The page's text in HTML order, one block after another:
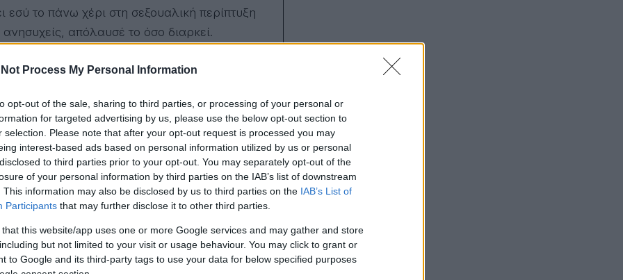
Not Process My Personal Information
opt-out of the sale, sharing to third parties, or processing of your personal or
for targeted advertising by us, please use the below opt-out section to
selection. Please note that after your opt-out request is processed you may
interest-based ads based on personal information utilized by us or personal
to third parties prior to your opt-out. You may separately opt-out of the
of your personal information by third parties on the IAB’s list of downstream
This information may also be disclosed by us to third parties on the IAB’s List of
Participants that may further disclose it to other third parties.
that this website/app uses one or more Google services and may gather and store
but not limited to your visit or usage behaviour. You may click to grant or
to Google and its third-party tags to use your data for below specified purposes
consent section.
εσύ το πάνω χέρι στη σεξουαλική περίπτυξη
ανησυχείς, απόλαυσέ το όσο διαρκεί.
να αποφεύγονται στο σεξ (αν θες να
του. Είσαι ο αγαπημένος πελάτης
άσχημα όμως, όλοι έχουμε δει όνειρο με
σε συνοικιακή παμπ που καταλήγει σε